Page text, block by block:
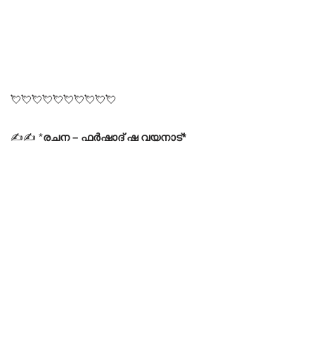
💘💘💘💘💘💘💘💘💘💘
✍✍ *രചന – ഫർഷാദ് ഷ വയനാട്*